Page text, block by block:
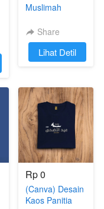
Muslimah
Ukuran A5
Cordoba
Share
`Lihat Detil
Rp 0
(Canva) Desain
Kaos Panitia